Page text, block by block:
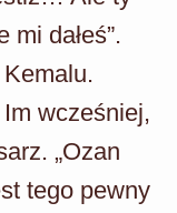
mi dałeś”.
wcześniej,
„Ozan
tego pewny